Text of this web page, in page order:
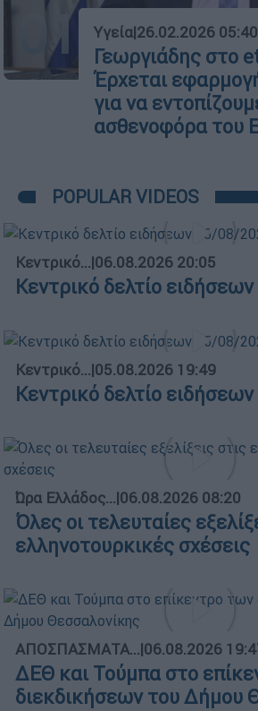
01 Υγεία|26.02.2026 05:40
Γεωργιάδης στο
Έρχεται
για να
ασθενοφόρα του
POPULAR VIDEOS
Κεντρικό...|06.08.2026 20:05
Κεντρικό δελτίο
Κεντρικό...|05.08.2026 19:49
Κεντρικό δελτίο
Ώρα Ελλάδος...|06.08.2026 08:20
Όλες οι τελευταίες
ελληνοτουρκικές σχέσεις
ΑΠΟΣΠΑΣΜΑΤΑ...|06.08.2026
ΔΕΘ και Τούμπα στο
διεκδικήσεων του Δήμου